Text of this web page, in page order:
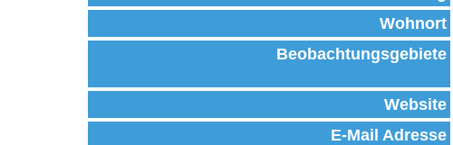
Wohnort
Beobachtungsgebiete
Website
E-Mail Adresse